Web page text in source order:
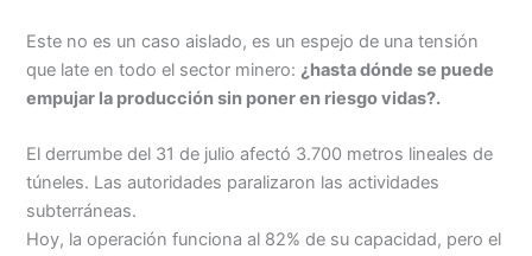
Este no es un caso aislado, es un espejo de una tensión
que late en todo el sector minero: ¿hasta dónde se puede
empujar la producción sin poner en riesgo vidas?.
El derrumbe del 31 de julio afectó 3.700 metros lineales de
túneles. Las autoridades paralizaron las actividades
subterráneas.
Hoy, la operación funciona al 82% de su capacidad, pero el